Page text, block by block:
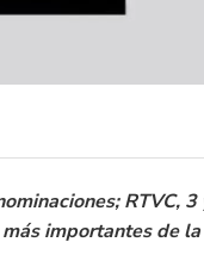
RTVC,
importantes de